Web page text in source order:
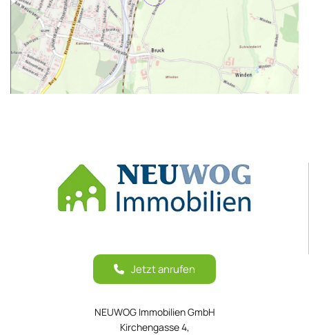
Jetzt anrufen
NEUWOG Immobilien GmbH
Kirchengasse 4,